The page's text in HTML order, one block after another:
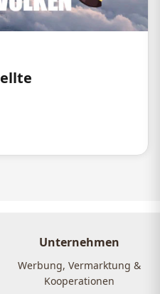
Unternehmen
Werbung, Vermarktung &
Kooperationen